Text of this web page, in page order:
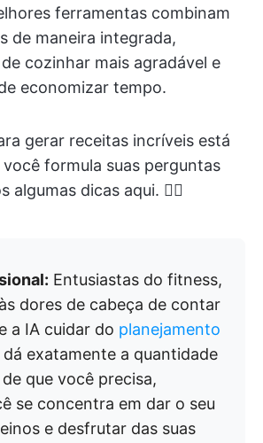
ferramentas combinam
de maneira integrada,
cozinhar mais agradável e
economizar tempo.
gerar receitas incríveis está
formula suas perguntas
algumas dicas aqui. 👇🏼
Entusiastas do fitness,
dores de cabeça de contar
a IA cuidar do planejamento
dá exatamente a quantidade
que você precisa,
se concentra em dar o seu
e desfrutar das suas